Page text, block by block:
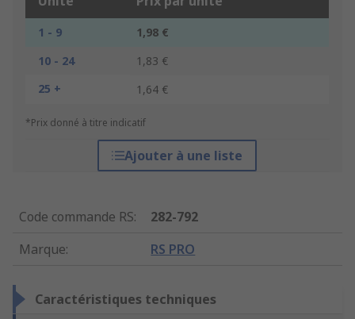
1 - 9
1,98 €
10 - 24
1,83 €
25 +
1,64 €
*Prix donné à titre indicatif
Ajouter à une liste
Code commande RS:
282-792
Marque: RS PRO
Caractéristiques techniques